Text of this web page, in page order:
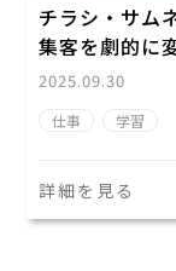
チラシ・サム
集客を劇的に
2025.09.30
仕事 学習
詳細を見る